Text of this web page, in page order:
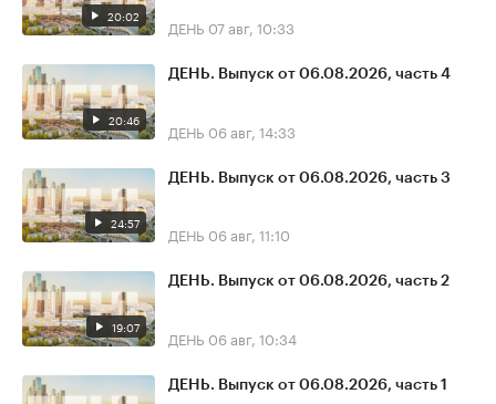
20:02 ДЕНЬ 07 авг, 10:33
20:46
ДЕНЬ. Выпуск от 06.08.2026, часть 4
ДЕНЬ 06 авг, 14:33
24:57
ДЕНЬ. Выпуск от 06.08.2026, часть 3
ДЕНЬ 06 авг, 11:10
19:07
ДЕНЬ. Выпуск от 06.08.2026, часть 2
ДЕНЬ 06 авг, 10:34
ДЕНЬ. Выпуск от 06.08.2026, часть 1